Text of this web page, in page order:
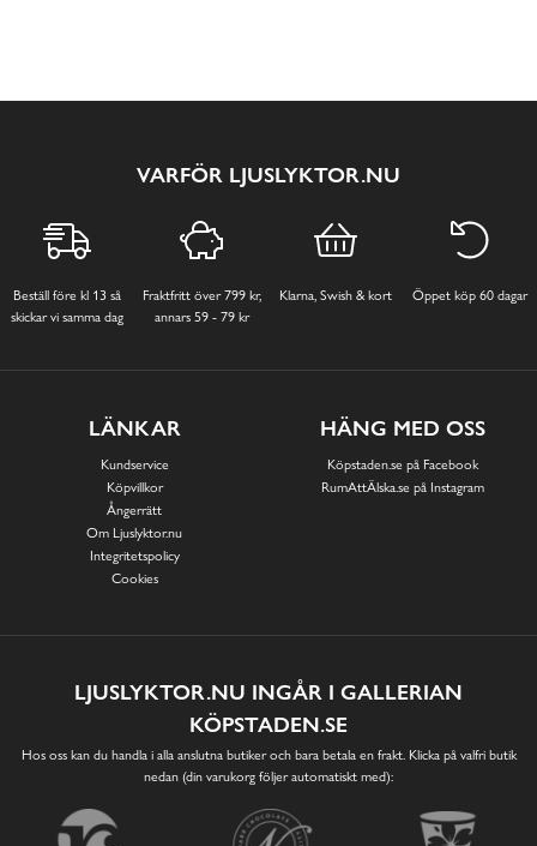
VARFÖR LJUSLYKTOR.NU
Beställ före kl 13 så
skickar vi samma dag
Fraktfritt över 799 kr,
annars 59 - 79 kr
Klarna, Swish & kort Öppet köp 60 dagar
LÄNKAR
Kundservice
Köpvillkor
Ångerrätt
Om Ljuslyktor.nu
Integritetspolicy
Cookies
HÄNG MED OSS
Köpstaden.se på Facebook
RumAttÄlska.se på Instagram
LJUSLYKTOR.NU INGÅR I GALLERIAN
KÖPSTADEN.SE
Hos oss kan du handla i alla anslutna butiker och bara betala en frakt. Klicka på valfri butik
nedan (din varukorg följer automatiskt med):